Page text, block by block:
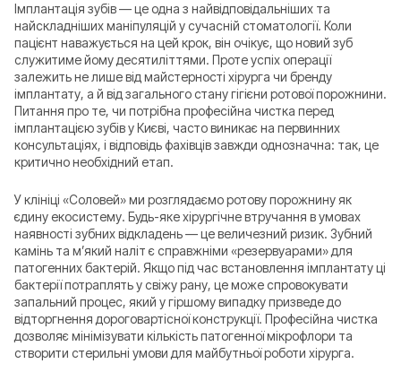
Імплантація зубів — це одна з найвідповідальніших та
найскладніших маніпуляцій у сучасній стоматології. Коли
пацієнт наважується на цей крок, він очікує, що новий зуб
служитиме йому десятиліттями. Проте успіх операції
залежить не лише від майстерності хірурга чи бренду
імплантату, а й від загального стану гігієни ротової порожнини.
Питання про те, чи потрібна професійна чистка перед
імплантацією зубів у Києві, часто виникає на первинних
консультаціях, і відповідь фахівців завжди однозначна: так, це
критично необхідний етап.
У клініці «Соловей» ми розглядаємо ротову порожнину як
єдину екосистему. Будь-яке хірургічне втручання в умовах
наявності зубних відкладень — це величезний ризик. Зубний
камінь та м’який наліт є справжніми «резервуарами» для
патогенних бактерій. Якщо під час встановлення імплантату ці
бактерії потраплять у свіжу рану, це може спровокувати
запальний процес, який у гіршому випадку призведе до
відторгнення дороговартісної конструкції. Професійна чистка
дозволяє мінімізувати кількість патогенної мікрофлори та
створити стерильні умови для майбутньої роботи хірурга.